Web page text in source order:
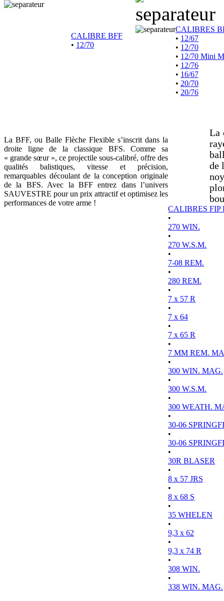
CALIBRE BFF
• 12/70
CALIBRES
• 12/67
• 12/70
• 12/70 Mini
• 12/76
• 16/67
• 20/70
• 20/76
La BFF, ou Balle Flèche Flexible s’inscrit dans la
droite ligne de la classique BFS. Comme sa
« grande sœur », ce projectile sous-calibré, offre des
qualités balistiques, vitesse et précision,
remarquables découlant de la conception originale
de la BFS. Avec la BFF entrez dans l’univers
SAUVESTRE pour un prix attractif et optimisez les
performances de votre arme !
La
de
CALIBRES FIP
•
270 WIN.
•
270 W.S.M.
•
7-08 REM.
•
280 REM.
•
7 x 57 R
•
7 x 64
•
7 x 65 R
•
7 MM REM.
•
300 WIN. MAG.
•
300 W.S.M.
•
300 WEATH.
•
30-06
•
30-06
•
30R BLASER
•
8 x 57 JRS
•
8 x 68 S
•
35 WHELEN
•
9,3 x 62
•
9,3 x 74 R
•
308 WIN.
•
338 WIN. MAG.